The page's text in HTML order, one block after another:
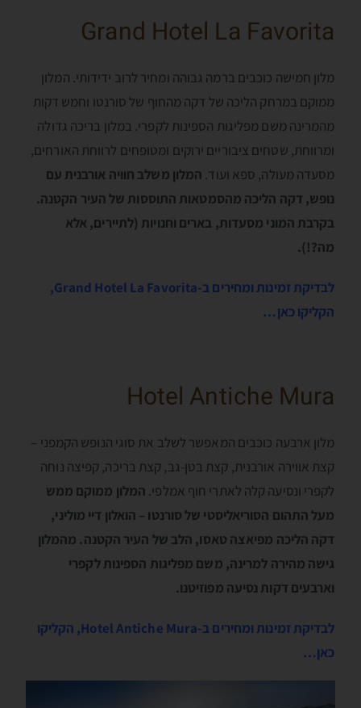
Grand Hotel La Favorita
מלון חמישה כוכבים ברמה גבוהה ומחיר לרוב ידידותי. המלון
ממוקם במרחק הליכה של דקה מהחוף של סורנטו וחמש דקות
מהמרינה משם מפליגות הספינות לקפרי. במלון בריכה גדולה
ומרווחת, שטחים ציבוריים ירוקים ומטופחים לרווחת האורחים,
מסעדה מעולה, ספא ועוד. המלון משלב חוויה אורבנית עם
נופש, דקה הליכה מהסמטאות התוססות של העיר הקטנה.
בקרבת המוני מסעדות, בארים וחנויות (לתיירים, אלא
מה?!).
לבדיקת זמינות ומחירים ב-Grand Hotel La Favorita,
הקליקו כאן…
Hotel Antiche Mura
מלון ארבעה כוכבים המאפשר לשלב את סוגי הנופש הקמפני –
קצת אווירה אורבנית, קצת בטן-גב, קצת בריכה, קפיצה נוחה
לקפרי ונסיעה קלה לאתרי חוף אמלפי. המלון ממוקם ממש
מעל התהום הסוריאליסטי של סורנטו – הואלון דיי מוליני,
דקה הליכה מפיאצה טאסו, הלב של העיר הקטנה. מהמלון
גישה מהירה למרינה, משם מפליגות הספינות לקפרי
וארבעים דקות נסיעה מפוזיטנו.
לבדיקת זמינות ומחירים ב-Hotel Antiche Mura, הקליקו
כאן…